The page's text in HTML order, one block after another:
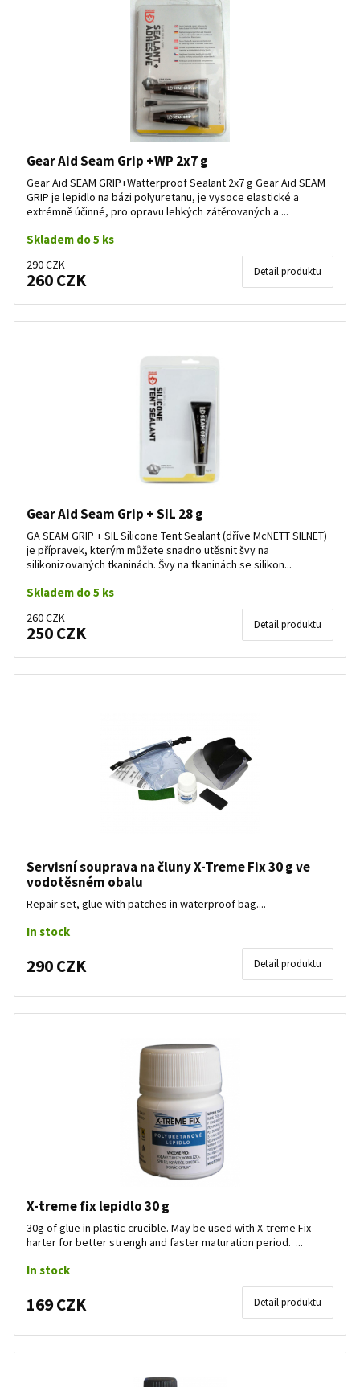
Gear Aid Seam Grip +WP 2x7 g
Gear Aid SEAM GRIP+Watterproof Sealant 2x7 g Gear Aid SEAM
GRIP je lepidlo na bázi polyuretanu, je vysoce elastické a
extrémně účinné, pro opravu lehkých zátěrovaných a ...
Skladem do 5 ks
290 CZK
260 CZK Detail produktu
Gear Aid Seam Grip + SIL 28 g
GA SEAM GRIP + SIL Silicone Tent Sealant (dříve McNETT SILNET)
je přípravek, kterým můžete snadno utěsnit švy na
silikonizovaných tkaninách. Švy na tkaninách se silikon...
Skladem do 5 ks
260 CZK
250 CZK Detail produktu
Servisní souprava na čluny X-Treme Fix 30 g ve
vodotěsném obalu
Repair set, glue with patches in waterproof bag....
In stock
290 CZK Detail produktu
X-treme fix lepidlo 30 g
30g of glue in plastic crucible. May be used with X-treme Fix
harter for better strengh and faster maturation period. ...
In stock
169 CZK Detail produktu